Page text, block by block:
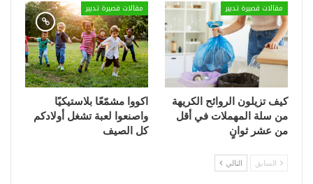
مقالات قصيرة تدبير
كيف تزيلون الروائح الكريهة
من سلة المهملات في أقل
من عشر ثوانٍ
مقالات قصيرة تدبير
اكووا مشمّعًا بلاستيكيًا
واصنعوا لعبة تشغل أولادكم
كل الصيف
السابق التالي